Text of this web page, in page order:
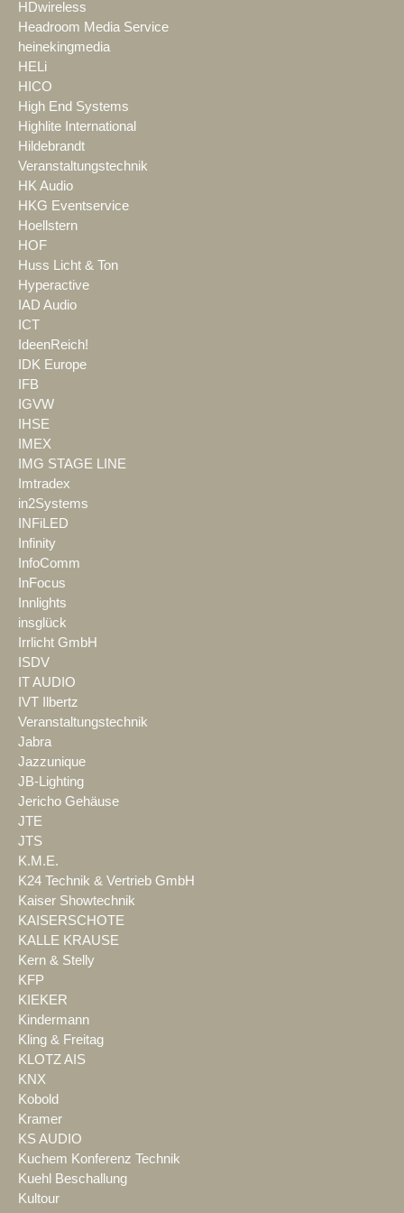
HDwireless
Headroom Media Service
heinekingmedia
HELi
HICO
High End Systems
Highlite International
Hildebrandt
Veranstaltungstechnik
HK Audio
HKG Eventservice
Hoellstern
HOF
Huss Licht & Ton
Hyperactive
IAD Audio
ICT
IdeenReich!
IDK Europe
IFB
IGVW
IHSE
IMEX
IMG STAGE LINE
Imtradex
in2Systems
INFiLED
Infinity
InfoComm
InFocus
Innlights
insglück
Irrlicht GmbH
ISDV
IT AUDIO
IVT Ilbertz
Veranstaltungstechnik
Jabra
Jazzunique
JB-Lighting
Jericho Gehäuse
JTE
JTS
K.M.E.
K24 Technik & Vertrieb GmbH
Kaiser Showtechnik
KAISERSCHOTE
KALLE KRAUSE
Kern & Stelly
KFP
KIEKER
Kindermann
Kling & Freitag
KLOTZ AIS
KNX
Kobold
Kramer
KS AUDIO
Kuchem Konferenz Technik
Kuehl Beschallung
Kultour